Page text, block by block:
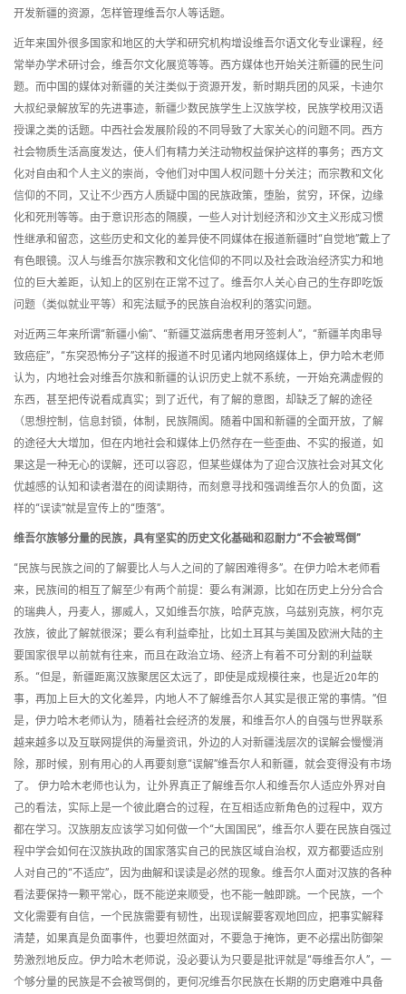
开发新疆的资源，怎样管理维吾尔人等话题。
近年来国外很多国家和地区的大学和研究机构增设维吾尔语文化专业课程，经
常举办学术研讨会，维吾尔文化展览等等。西方媒体也开始关注新疆的民生问
题。而中国的媒体对新疆的关注类似于资源开发，新时期兵团的风采，卡迪尔
大叔纪录解放军的先进事迹，新疆少数民族学生上汉族学校，民族学校用汉语
授课之类的话题。中西社会发展阶段的不同导致了大家关心的问题不同。西方
社会物质生活高度发达，使人们有精力关注动物权益保护这样的事务；西方文
化对自由和个人主义的崇尚，令他们对中国人权问题十分关注；而宗教和文化
信仰的不同，又让不少西方人质疑中国的民族政策，堕胎，贫穷，环保，边缘
化和死刑等等。由于意识形态的隔膜，一些人对计划经济和沙文主义形成习惯
性继承和留恋，这些历史和文化的差异使不同媒体在报道新疆时“自觉地”戴上了
有色眼镜。汉人与维吾尔族宗教和文化信仰的不同以及社会政治经济实力和地
位的巨大差距，认知上的区别在正常不过了。维吾尔人关心自己的生存即吃饭
问题（类似就业平等）和宪法赋予的民族自治权利的落实问题。
对近两三年来所谓“新疆小偷”、“新疆艾滋病患者用牙签刺人”，“新疆羊肉串导
致癌症”，“东突恐怖分子”这样的报道不时见诸内地网络媒体上，伊力哈木老师
认为，内地社会对维吾尔族和新疆的认识历史上就不系统，一开始充满虚假的
东西，甚至把传说看成真实；到了近代，有了解的意图，却缺乏了解的途径
（思想控制，信息封锁，体制，民族隔阂。随着中国和新疆的全面开放，了解
的途径大大增加，但在内地社会和媒体上仍然存在一些歪曲、不实的报道，如
果这是一种无心的误解，还可以容忍，但某些媒体为了迎合汉族社会对其文化
优越感的认知和读者潜在的阅读期待，而刻意寻找和强调维吾尔人的负面，这
样的“误读”就是宣传上的“堕落”。
维吾尔族够分量的民族，具有坚实的历史文化基础和忍耐力“不会被骂倒”
“民族与民族之间的了解要比人与人之间的了解困难得多”。在伊力哈木老师看
来，民族间的相互了解至少有两个前提：要么有渊源，比如在历史上分分合合
的瑞典人，丹麦人，挪威人，又如维吾尔族，哈萨克族，乌兹别克族，柯尔克
孜族，彼此了解就很深；要么有利益牵扯，比如土耳其与美国及欧洲大陆的主
要国家很早以前就有往来，而且在政治立场、经济上有着不可分割的利益联
系。“但是，新疆距离汉族聚居区太远了，即使是成规模往来，也是近20年的
事，再加上巨大的文化差异，内地人不了解维吾尔人其实是很正常的事情。”但
是，伊力哈木老师认为，随着社会经济的发展，和维吾尔人的自强与世界联系
越来越多以及互联网提供的海量资讯，外边的人对新疆浅层次的误解会慢慢消
除，那时候，别有用心的人再要刻意“误解”维吾尔人和新疆，就会变得没有市场
了。 伊力哈木老师也认为，让外界真正了解维吾尔人和维吾尔人适应外界对自
己的看法，实际上是一个彼此磨合的过程，在互相适应新角色的过程中，双方
都在学习。汉族朋友应该学习如何做一个“大国国民”，维吾尔人要在民族自强过
程中学会如何在汉族执政的国家落实自己的民族区域自治权，双方都要适应别
人对自己的“不适应”，因为曲解和误读是必然的现象。维吾尔人面对汉族的各种
看法要保持一颗平常心，既不能逆来顺受，也不能一触即跳。一个民族，一个
文化需要有自信，一个民族需要有韧性，出现误解要客观地回应，把事实解释
清楚，如果真是负面事件，也要坦然面对，不要急于掩饰，更不必摆出防御架
势激烈地反应。伊力哈木老师说，没必要认为只要是批评就是“辱维吾尔人”，一
个够分量的民族是不会被骂倒的，更何况维吾尔民族在长期的历史磨难中具备